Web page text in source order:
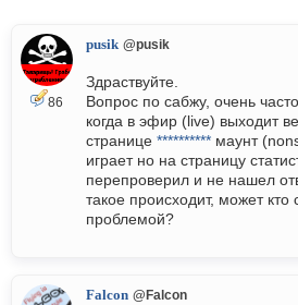
86
pusik @pusik
Здраствуйте.
Вопрос по сабжу, очень
когда в эфир (live) выходит
странице ********** маунт
играет но на страницу
перепроверил и не нашел
такое происходит, может кто
проблемой?
Falcon @Falcon